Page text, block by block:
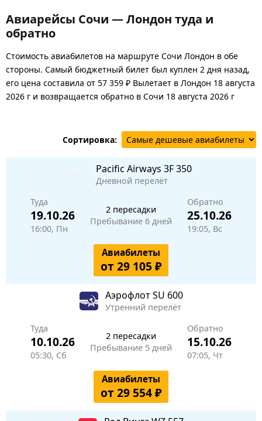
Авиарейсы Сочи — Лондон туда и
обратно
Стоимость авиабилетов на маршруте Сочи Лондон в обе
стороны. Самый бюджетный билет был куплен 2 дня назад,
его цена составила от 57 359 ₽ Вылетает в Лондон 18 августа
2026 г и возвращается обратно в Сочи 18 августа 2026 г
Сортировка:
Pacific Airways 3F 350
Дневной перелёт
Туда
19.10.26
16:00, Пн
2 пересадки
Пребывание 6 дней
Обратно
25.10.26
19:05, Вс
Авиабилеты
от 29 105 ₽
АэрофлотSU 600
Утренний перелёт
Туда
10.10.26
05:30, Сб
2 пересадки
Пребывание 5 дней
Обратно
15.10.26
07:05, Чт
Авиабилеты
от 29 554 ₽